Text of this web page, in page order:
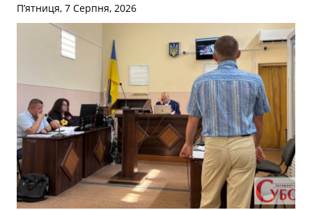
П’ятниця, 7 Серпня, 2026